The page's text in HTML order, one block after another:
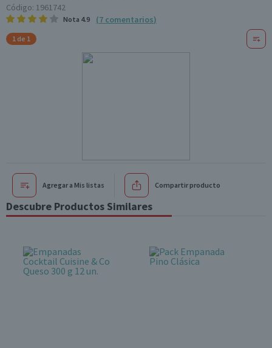
Código: 1961742
Nota 4.9 (7 comentarios)
1 de 1
Agregar a Mis listas Compartir producto
Descubre Productos Similares